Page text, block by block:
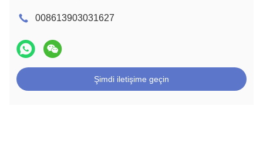
008613903031627
Şimdi iletişime geçin